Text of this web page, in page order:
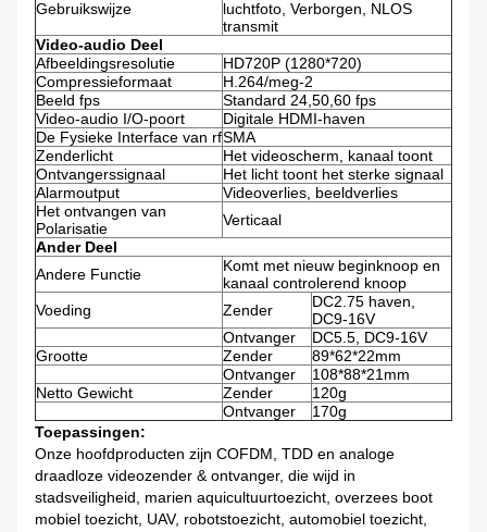
Gebruikswijze
luchtfoto, Verborgen, NLOS
transmit
Video-audio Deel
Afbeeldingsresolutie
HD720P (1280*720)
Compressieformaat
H.264/meg-2
Beeld fps
Standard 24,50,60 fps
Video-audio I/O-poort
Digitale HDMI-haven
De Fysieke Interface van rfSMA
Zenderlicht
Het videoscherm, kanaal toont
Ontvangerssignaal
Het licht toont het sterke signaal
Alarmoutput
Videoverlies, beeldverlies
Het ontvangen van
Polarisatie
Verticaal
Ander Deel
Andere Functie
Komt met nieuw beginknoop en
kanaal controlerend knoop
Voeding
Zender
DC2.75 haven,
DC9-16V
Ontvanger
DC5.5, DC9-16V
Grootte
Zender
89*62*22mm
Ontvanger
108*88*21mm
Netto Gewicht
Zender
120g
Ontvanger
170g
Toepassingen:
Onze hoofdproducten zijn COFDM, TDD en analoge
draadloze videozender & ontvanger, die wijd in
stadsveiligheid, marien aquicultuurtoezicht, overzees boot
mobiel toezicht, UAV, robotstoezicht, automobiel toezicht,